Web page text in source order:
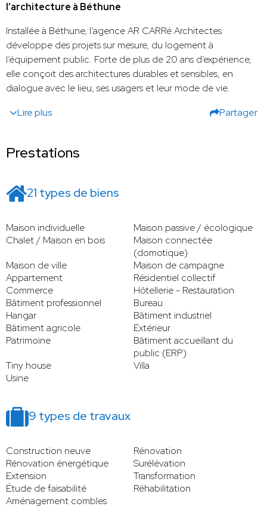
l’architecture à Béthune
Installée à Béthune, l’agence AR CARRé Architectes
développe des projets sur mesure, du logement à
l’équipement public. Forte de plus de 20 ans d’expérience,
elle conçoit des architectures durables et sensibles, en
dialogue avec le lieu, ses usagers et leur mode de vie.
Lire plus
Partager
Prestations
21 types de biens
Maison individuelle
Maison passive / écologique
Chalet / Maison en bois
Maison connectée
(domotique)
Maison de ville
Maison de campagne
Appartement
Résidentiel collectif
Commerce
Hôtellerie - Restauration
Bâtiment professionnel
Bureau
Hangar
Bâtiment industriel
Bâtiment agricole
Extérieur
Patrimoine
Bâtiment accueillant du
public (ERP)
Tiny house
Villa
Usine
9 types de travaux
Construction neuve
Rénovation
Rénovation énergétique
Surélévation
Extension
Transformation
Étude de faisabilité
Réhabilitation
Aménagement combles